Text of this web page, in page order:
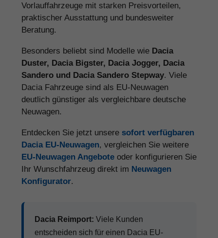
Vorlauffahrzeuge mit starken Preisvorteilen,
praktischer Ausstattung und bundesweiter
Beratung.
Besonders beliebt sind Modelle wie Dacia
Duster, Dacia Bigster, Dacia Jogger, Dacia
Sandero und Dacia Sandero Stepway. Viele
Dacia Fahrzeuge sind als EU-Neuwagen
deutlich günstiger als vergleichbare deutsche
Neuwagen.
Entdecken Sie jetzt unsere sofort verfügbaren
Dacia EU-Neuwagen, vergleichen Sie weitere
EU-Neuwagen Angebote oder konfigurieren Sie
Ihr Wunschfahrzeug direkt im Neuwagen
Konfigurator.
Dacia Reimport: Viele Kunden
entscheiden sich für einen Dacia EU-